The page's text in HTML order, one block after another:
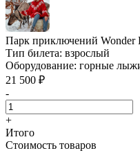
Парк приключений Wonder
Тип билета: взрослый
Оборудование: горные
21 500 ₽
-
+
Итого
Стоимость товаров